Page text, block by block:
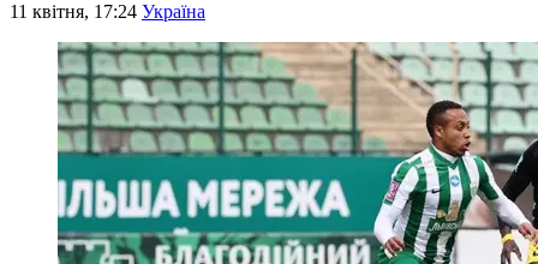
11 квітня, 17:24 Україна